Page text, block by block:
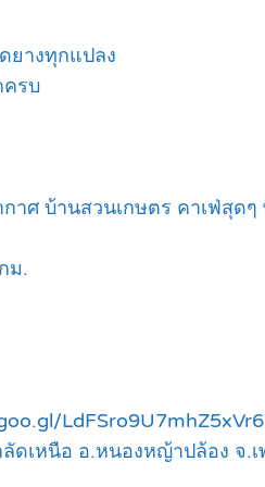
ยางทุกแปลง
รบ
าศ บ้านสวนเกษตร คาเฟ่สุดๆ
ม.
LdFSro9U7mhZ5xVr6
ดเหนือ อ.หนองหญ้าปล้อง จ.เ